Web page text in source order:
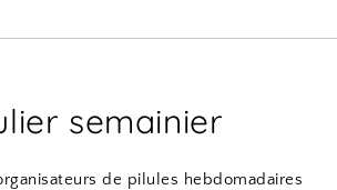
semainier
de pilules hebdomadaires